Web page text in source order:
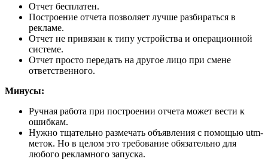
Отчет бесплатен.
Построение отчета позволяет лучше разбираться в
рекламе.
Отчет не привязан к типу устройства и операционной
системе.
Отчет просто передать на другое лицо при смене
ответственного.
Минусы:
Ручная работа при построении отчета может вести к
ошибкам.
Нужно тщательно размечать объявления с помощью utm-
меток. Но в целом это требование обязательно для
любого рекламного запуска.